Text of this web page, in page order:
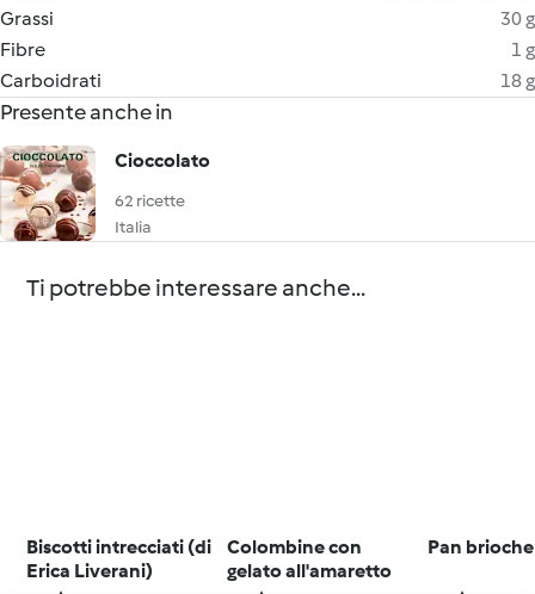
Grassi
30 g
Fibre
1 g
Carboidrati
18 g
Presente anche in
Cioccolato
62 ricette
Italia
Ti potrebbe interessare anche...
Biscotti intrecciati (di
Erica Liverani)
Colombine con
gelato all'amaretto
Pan